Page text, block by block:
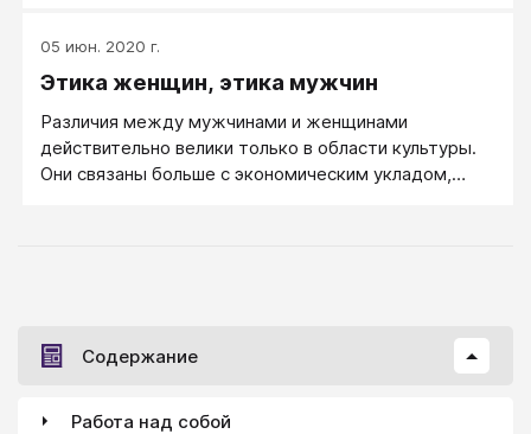
05 июн. 2020 г.
Этика женщин, этика мужчин
Различия между мужчинами и женщинами
действительно велики только в области культуры.
Они связаны больше с экономическим укладом,
Содержание
Работа над собой